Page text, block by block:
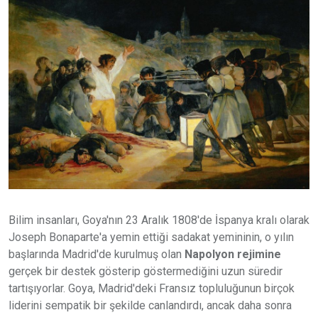
Bilim insanları, Goya'nın 23 Aralık 1808'de İspanya kralı olarak
Joseph Bonaparte'a yemin ettiği sadakat yemininin, o yılın
başlarında Madrid'de kurulmuş olan Napolyon rejimine
gerçek bir destek gösterip göstermediğini uzun süredir
tartışıyorlar. Goya, Madrid'deki Fransız topluluğunun birçok
liderini sempatik bir şekilde canlandırdı, ancak daha sonra